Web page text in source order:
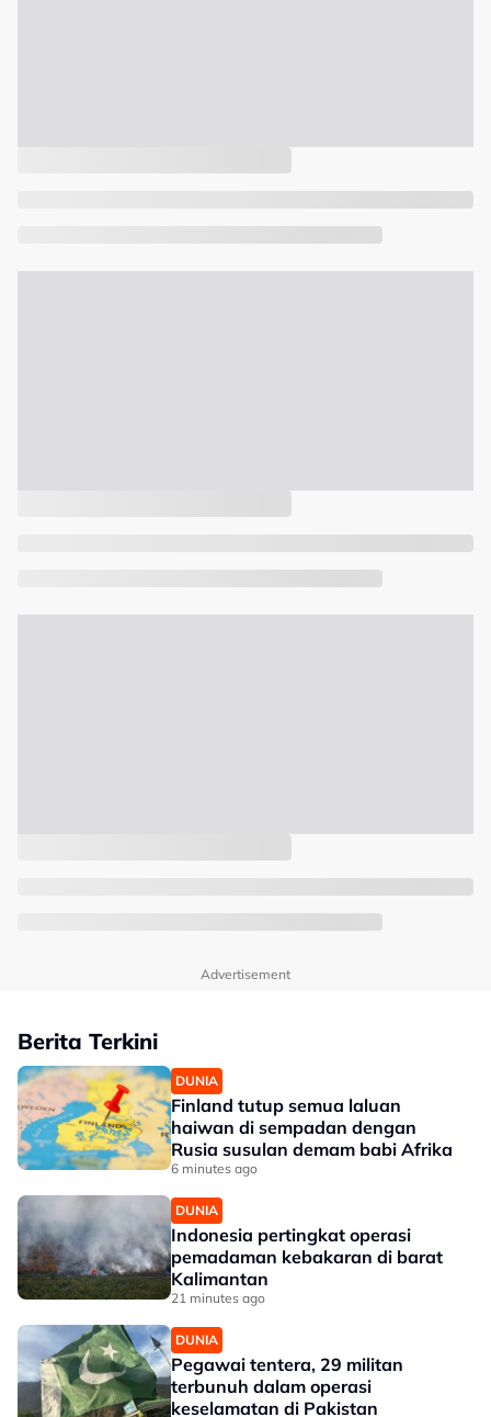
Advertisement
Berita Terkini
DUNIA
Finland tutup semua laluan
haiwan di sempadan dengan
Rusia susulan demam babi Afrika
6 minutes ago
DUNIA
Indonesia pertingkat operasi
pemadaman kebakaran di barat
Kalimantan
21 minutes ago
DUNIA
Pegawai tentera, 29 militan
terbunuh dalam operasi
keselamatan di Pakistan